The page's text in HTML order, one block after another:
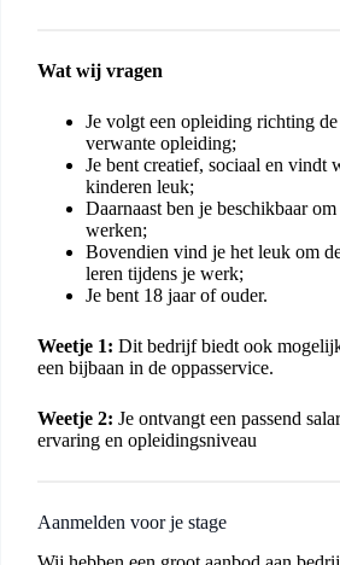
Wat wij vragen
Je volgt een opleiding richting
verwante opleiding;
Je bent creatief, sociaal en vindt
kinderen leuk;
Daarnaast ben je beschikbaar
werken;
Bovendien vind je het leuk om
leren tijdens je werk;
Je bent 18 jaar of ouder.
Weetje 1: Dit bedrijf biedt ook
een bijbaan in de oppasservice.
Weetje 2: Je ontvangt een passend
ervaring en opleidingsniveau
Aanmelden voor je stage